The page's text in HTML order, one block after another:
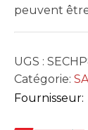
peuvent
UGS :
Catégorie:
Fournisseur: